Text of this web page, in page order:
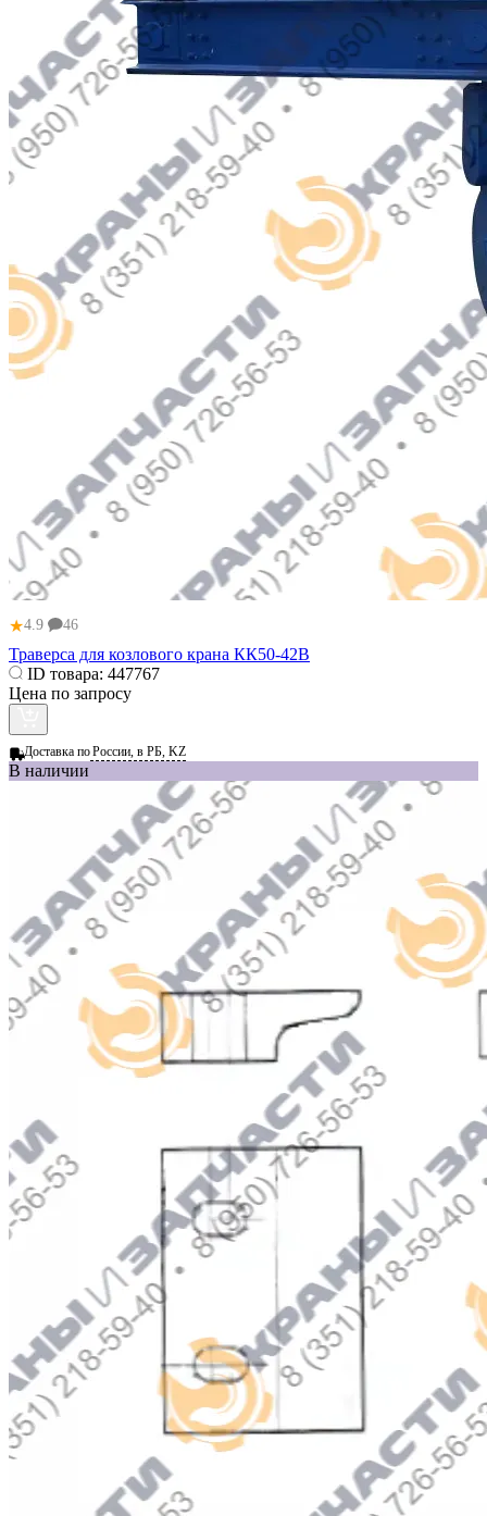
★4.9 46
Траверса для козлового крана КК50-42В
ID товара: 447767
Цена по запросу
Доставка поРоссии, в РБ, KZ
В наличии